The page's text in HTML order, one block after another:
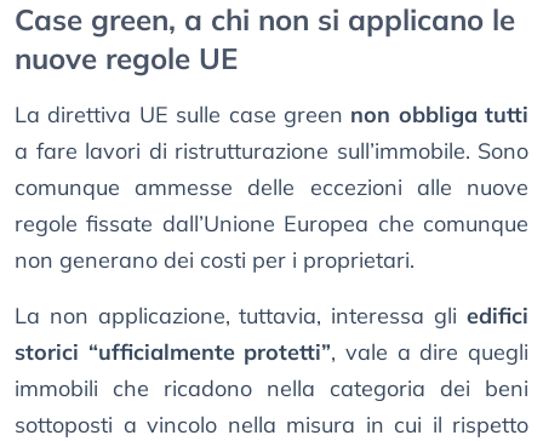
Case green, a chi non si applicano le
nuove regole UE
La direttiva UE sulle case green non obbliga tutti
a fare lavori di ristrutturazione sull’immobile. Sono
comunque ammesse delle eccezioni alle nuove
regole fissate dall’Unione Europea che comunque
non generano dei costi per i proprietari.
La non applicazione, tuttavia, interessa gli edifici
storici “ufficialmente protetti”, vale a dire quegli
immobili che ricadono nella categoria dei beni
sottoposti a vincolo nella misura in cui il rispetto